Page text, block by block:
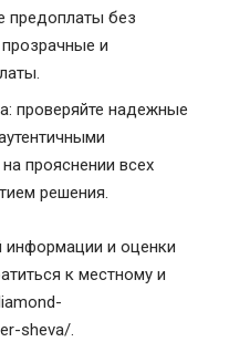
предоплаты без
и
проверяйте надежные
прояснении всех
решения.
информации и оценки
к местному и
sheva/